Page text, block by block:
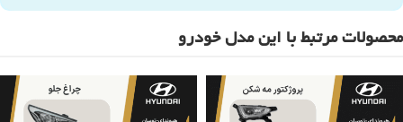
محصولات مرتبط با این مدل خودرو